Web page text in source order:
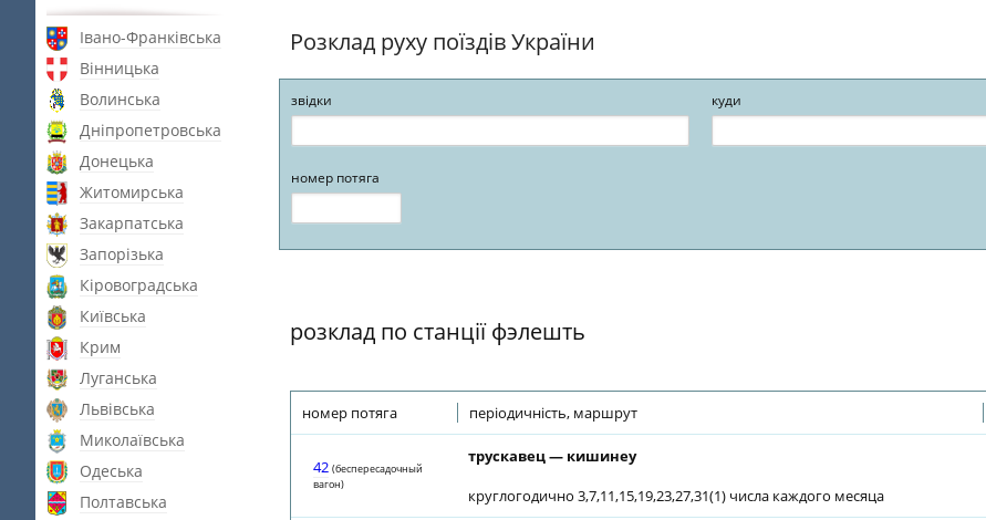
Івано-Франківська
Вінницька
Волинська
Дніпропетровська
Донецька
Житомирська
Закарпатська
Запорізька
Кіровоградська
Київська
Крим
Луганська
Львівська
Миколаївська
Одеська
Полтавська
Розклад руху поїздів України
звідки куди
номер потяга
розклад по станції фэлешть
номер потяга періодичність, маршрут
42 (беспересадочный
вагон)
трускавец — кишинеу
круглогодично 3,7,11,15,19,23,27,31(1) числа каждого месяца